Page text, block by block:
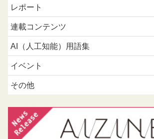
レポート
連載コンテンツ
AI（人工知能）用語集
イベント
その他